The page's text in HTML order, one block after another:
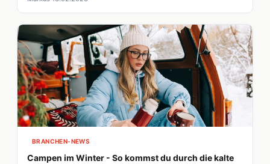
wir euch die schönsten Campingplätze, Ausflugsziele und
vieles mehr, was es in der Eifel zu sehen gibt.
BRANCHEN-NEWS
Campen im Winter - So kommst du durch die kalte